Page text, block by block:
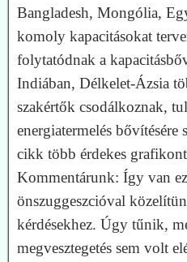
Bangladesh, Mongólia,
komoly kapacitásokat
folytatódnak a
Indiában, Délkelet-Ázsia
szakértők csodálkoznak,
energiatermelés bővítésére
cikk több érdekes
Kommentárunk: Így van
önszuggeszcióval
kérdésekhez. Úgy tűnik,
megvesztegetés sem volt